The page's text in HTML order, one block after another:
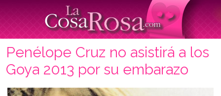
Penélope Cruz no asistirá a los
Goya 2013 por su embarazo